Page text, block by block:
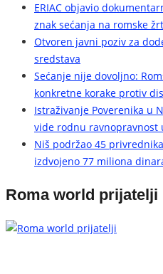
ERIAC objavio
znak sećanja na romske
Otvoren javni poziv za
sredstava
Sećanje nije dovoljno:
konkretne korake protiv
Istraživanje Poverenika u
vide rodnu ravnopravnost
Niš podržao 45
izdvojeno 77 miliona
Roma world prijatelji